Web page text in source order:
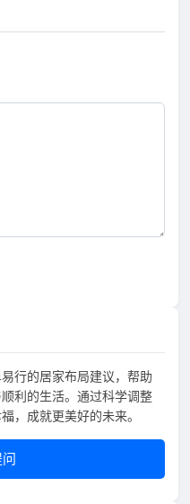
行的居家布局建议，帮助
利的生活。通过科学调整
，成就更美好的未来。